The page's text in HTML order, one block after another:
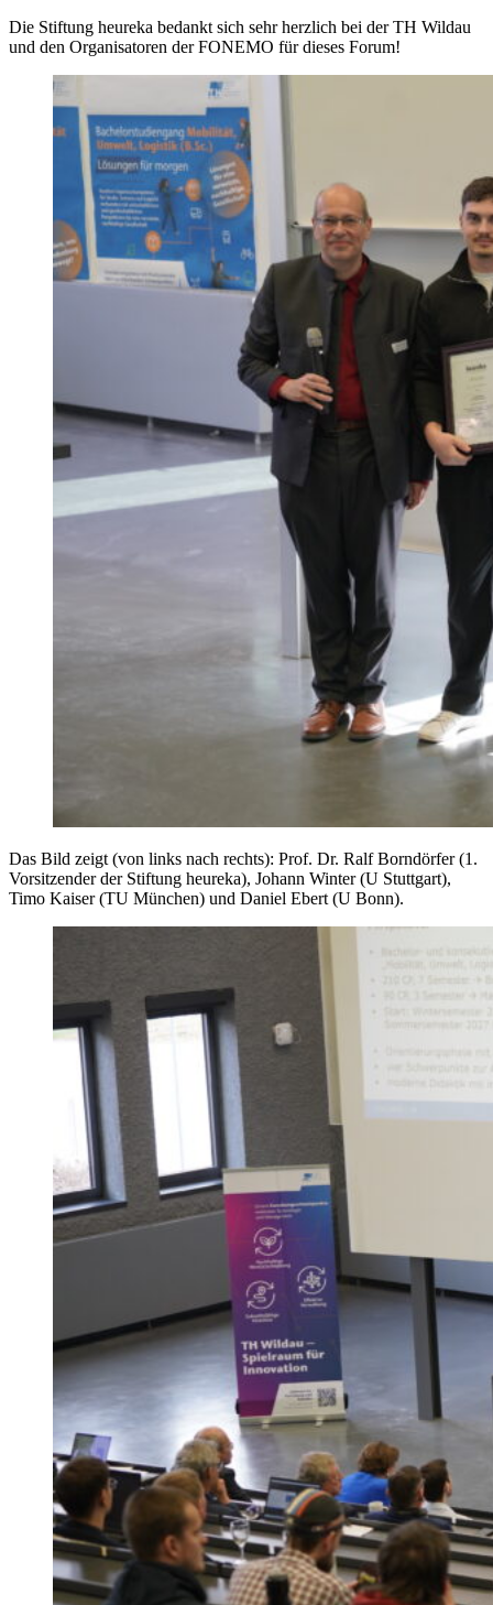
Die Stiftung heureka bedankt sich sehr herzlich bei der TH Wildau
und den Organisatoren der FONEMO für dieses Forum!
Das Bild zeigt (von links nach rechts): Prof. Dr. Ralf Borndörfer (1.
Vorsitzender der Stiftung heureka), Johann Winter (U Stuttgart),
Timo Kaiser (TU München) und Daniel Ebert (U Bonn).